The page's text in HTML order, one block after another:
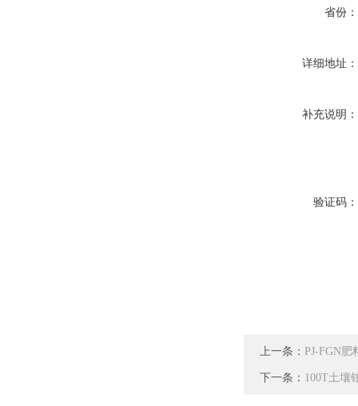
省份：
详细地址：
补充说明：
验证码：
上一条： PJ-FGN
下一条： 100T土壤